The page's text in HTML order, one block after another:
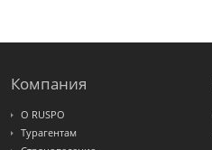
Интурист
Компания
О RUSPO
Турагентам